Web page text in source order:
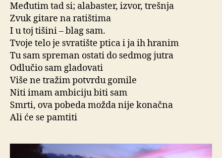
Međutim tad si; alabaster, izvor, trešnja
Zvuk gitare na ratištima
I u toj tišini – blag sam.
Tvoje telo je svratište ptica i ja ih hranim
Tu sam spreman ostati do sedmog jutra
Odlučio sam gladovati
Više ne tražim potvrdu gomile
Niti imam ambiciju biti sam
Smrti, ova pobeda možda nije konačna
Ali će se pamtiti